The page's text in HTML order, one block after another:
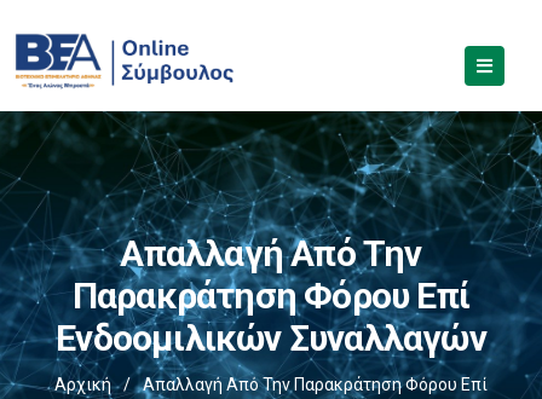
Απαλλαγή Από Την
Παρακράτηση Φόρου Επί
Ενδοομιλικών Συναλλαγών
Αρχική /
Απαλλαγή Από Την Παρακράτηση Φόρου Επί